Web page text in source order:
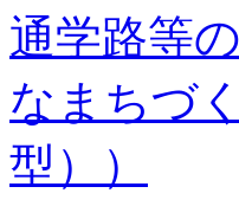
通学路等
なまちづ
型））